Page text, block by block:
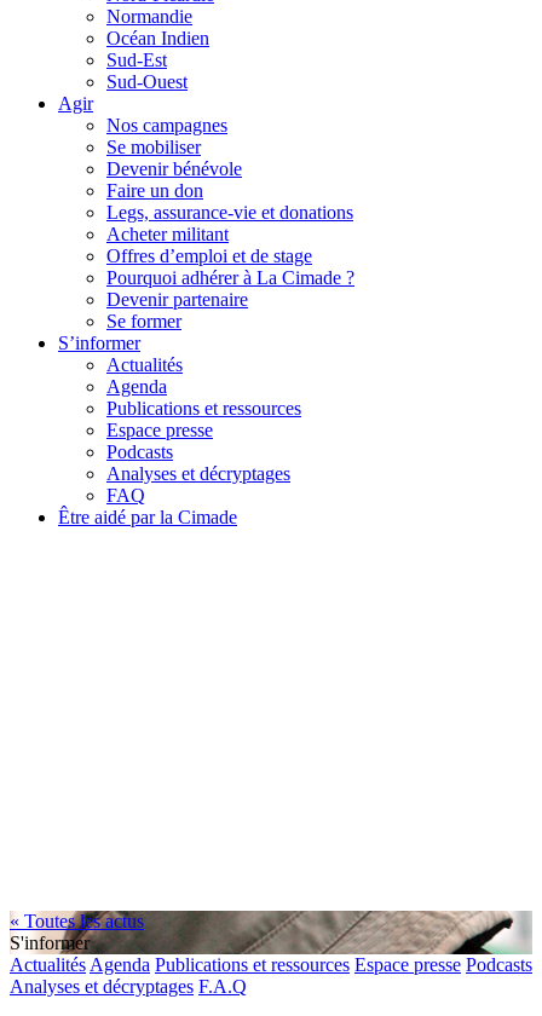
Normandie
Océan Indien
Sud-Est
Sud-Ouest
Agir
Nos campagnes
Se mobiliser
Devenir bénévole
Faire un don
Legs, assurance-vie et donations
Acheter militant
Offres d’emploi et de stage
Pourquoi adhérer à La Cimade ?
Devenir partenaire
Se former
S’informer
Actualités
Agenda
Publications et ressources
Espace presse
Podcasts
Analyses et décryptages
FAQ
Être aidé par la Cimade
« Toutes les actus
S'informer
Actualités Agenda Publications et ressources Espace presse Podcasts
Analyses et décryptages F.A.Q